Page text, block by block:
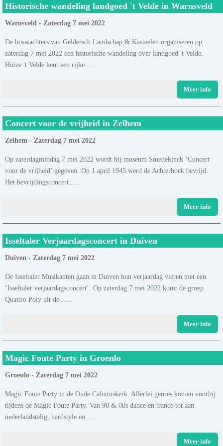
Historische wandeling landgoed 't Velde in Warnsveld
Warnsveld - Zaterdag 7 mei 2022
De boswachters van Geldersch Landschap & Kasteelen organiseren op
zaterdag 7 mei 2022 een historische wandeling over landgoed 't Velde.
Huize 't Velde kent een rijke......
Meer info
Concert voor de vrijheid in Zelhem
Zelhem - Zaterdag 7 mei 2022
Op zaterdagmiddag 7 mei 2022 wordt bij museum Smedekinck ‘Concert
voor de vrijheid’ gegeven. Op 1 april 1945 werd de Achterhoek bevrijd.
Het bevrijdingsconcert......
Meer info
Isseltaler Verjaardagsconcert in Duiven
Duiven - Zaterdag 7 mei 2022
De Isseltaler Musikanten gaan in Duiven hun verjaardag vieren met een
‘Isseltaler verjaardagsconcert’. Op zaterdag 7 mei 2022 komt de groep
Quattro Poly uit de......
Meer info
Magic Foute Party in Groenlo
Groenlo - Zaterdag 7 mei 2022
Magic Foute Party in de Oude Calixtuskerk. Allerlei genres komen voorbij
tijdens de Magic Foute Party. Van 90 & 00s dance en trance tot aan
nederlandstalig, hardstyle en......
Meer info